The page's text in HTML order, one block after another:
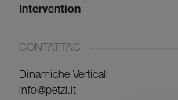
Intervention
CONTATTACI
Dinamiche Verticali
info@petzl.it